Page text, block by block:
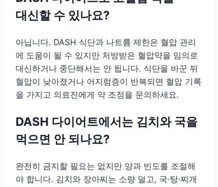
대신할 수 있나요?
아닙니다. DASH 식단과 나트륨 제한은 혈압 관리
에 도움이 될 수 있지만 처방받은 혈압약을 임의로
대신하거나 중단해서는 안 됩니다. 식단을 바꾼 뒤
혈압이 낮아졌거나 어지럼증이 반복되면 혈압 기록
을 가지고 의료진에게 약 조정을 문의하세요.
DASH 다이어트에서는 김치와 국을
먹으면 안 되나요?
완전히 금지할 필요는 없지만 양과 빈도를 조절해
야 합니다. 김치와 장아찌는 소량 덜고, 국·탕·찌개